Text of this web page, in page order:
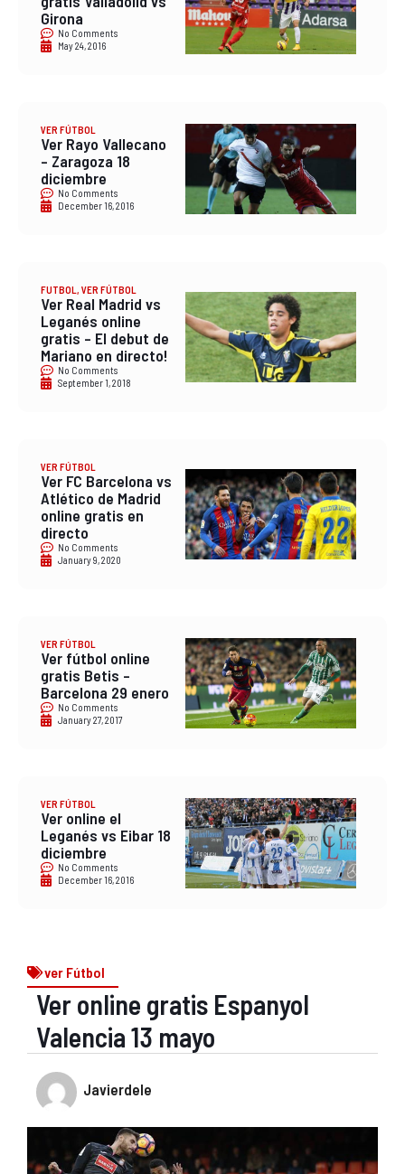
Girona
No Comments
May 24, 2016
VER FÚTBOL
Ver Rayo Vallecano
– Zaragoza 18
diciembre
No Comments
December 16, 2016
FUTBOL, VER FÚTBOL
Ver Real Madrid vs
Leganés online
gratis – El debut de
Mariano en directo!
No Comments
September 1, 2018
VER FÚTBOL
Ver FC Barcelona vs
Atlético de Madrid
online gratis en
directo
No Comments
January 9, 2020
VER FÚTBOL
Ver fútbol online
gratis Betis –
Barcelona 29 enero
No Comments
January 27, 2017
VER FÚTBOL
Ver online el
Leganés vs Eibar 18
diciembre
No Comments
December 16, 2016
ver Fútbol
Ver online gratis Espanyol
Valencia 13 mayo
Javierdele